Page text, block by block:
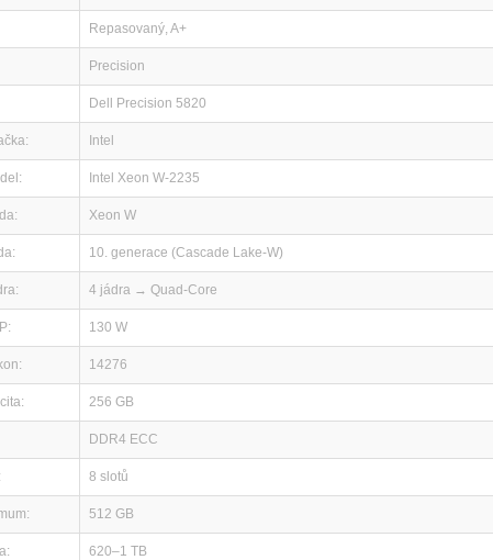
Repasovaný, A+
Precision
Dell Precision 5820
Intel
Intel Xeon W-2235
Xeon W
10. generace (Cascade Lake-W)
4 jádra → Quad-Core
130 W
14276
256 GB
DDR4 ECC
8 slotů
512 GB
620–1 TB